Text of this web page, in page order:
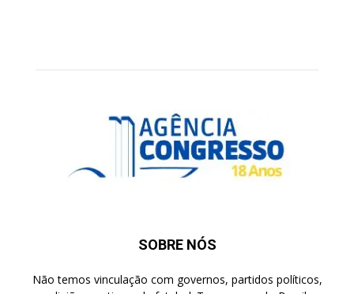
SOBRE NÓS
Não temos vinculação com governos, partidos políticos,